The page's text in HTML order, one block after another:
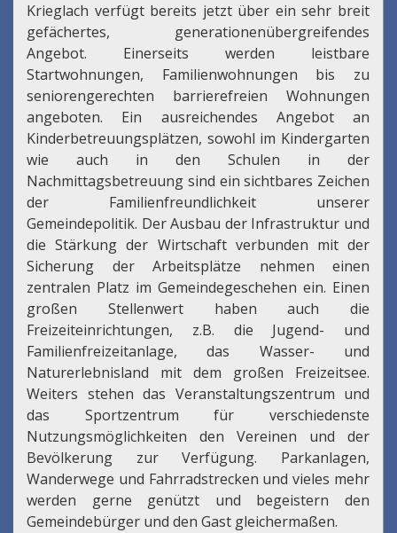
Krieglach verfügt bereits jetzt über ein sehr breit
gefächertes, generationenübergreifendes
Angebot. Einerseits werden leistbare
Startwohnungen, Familienwohnungen bis zu
seniorengerechten barrierefreien Wohnungen
angeboten. Ein ausreichendes Angebot an
Kinderbetreuungsplätzen, sowohl im Kindergarten
wie auch in den Schulen in der
Nachmittagsbetreuung sind ein sichtbares Zeichen
der Familienfreundlichkeit unserer
Gemeindepolitik. Der Ausbau der Infrastruktur und
die Stärkung der Wirtschaft verbunden mit der
Sicherung der Arbeitsplätze nehmen einen
zentralen Platz im Gemeindegeschehen ein. Einen
großen Stellenwert haben auch die
Freizeiteinrichtungen, z.B. die Jugend- und
Familienfreizeitanlage, das Wasser- und
Naturerlebnisland mit dem großen Freizeitsee.
Weiters stehen das Veranstaltungszentrum und
das Sportzentrum für verschiedenste
Nutzungsmöglichkeiten den Vereinen und der
Bevölkerung zur Verfügung. Parkanlagen,
Wanderwege und Fahrradstrecken und vieles mehr
werden gerne genützt und begeistern den
Gemeindebürger und den Gast gleichermaßen.